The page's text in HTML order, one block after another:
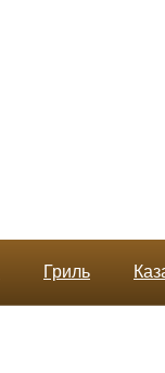
Гриль